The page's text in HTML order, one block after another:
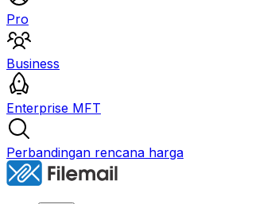
Pro
Business
Enterprise MFT
Perbandingan rencana harga